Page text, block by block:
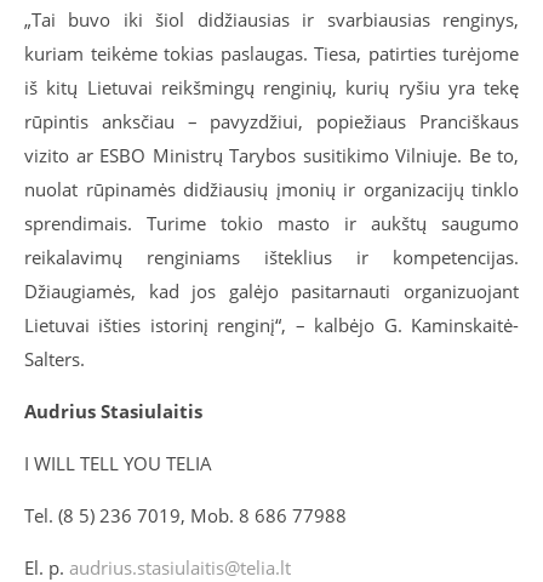
„Tai buvo iki šiol didžiausias ir svarbiausias renginys,
kuriam teikėme tokias paslaugas. Tiesa, patirties turėjome
iš kitų Lietuvai reikšmingų renginių, kurių ryšiu yra tekę
rūpintis anksčiau – pavyzdžiui, popiežiaus Pranciškaus
vizito ar ESBO Ministrų Tarybos susitikimo Vilniuje. Be to,
nuolat rūpinamės didžiausių įmonių ir organizacijų tinklo
sprendimais. Turime tokio masto ir aukštų saugumo
reikalavimų renginiams išteklius ir kompetencijas.
Džiaugiamės, kad jos galėjo pasitarnauti organizuojant
Lietuvai išties istorinį renginį“, – kalbėjo G. Kaminskaitė-
Salters.
Audrius Stasiulaitis
I WILL TELL YOU TELIA
Tel. (8 5) 236 7019, Mob. 8 686 77988
El. p. audrius.stasiulaitis@telia.lt